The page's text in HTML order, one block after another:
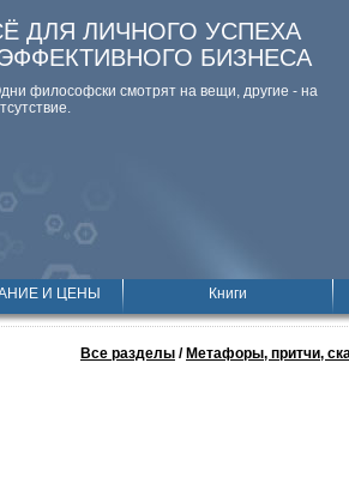
ДЛЯ ЛИЧНОГО УСПЕХА
БИЗНЕСА
философски смотpят на вещи, дpугие - на
И ЦЕНЫ Книги
Все разделы / Метафоры, притчи,